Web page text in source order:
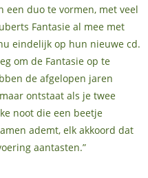
een duo te vormen, met veel
Fantasie al mee met
eindelijk op hun nieuwe cd.
om de Fantasie op te
de afgelopen jaren
ontstaat als je twee
noot die een beetje
ademt, elk akkoord dat
aantasten.”